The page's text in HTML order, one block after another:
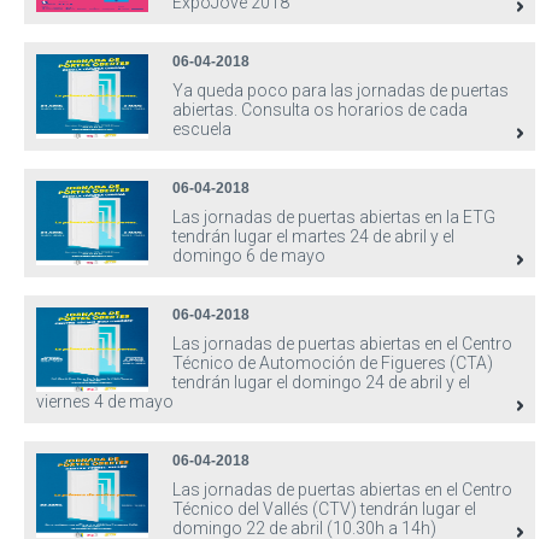
06-04-2018
Ya queda poco para las jornadas de puertas
abiertas. Consulta os horarios de cada
escuela
06-04-2018
Las jornadas de puertas abiertas en la ETG
tendrán lugar el martes 24 de abril y el
domingo 6 de mayo
06-04-2018
Las jornadas de puertas abiertas en el Centro
Técnico de Automoción de Figueres (CTA)
tendrán lugar el domingo 24 de abril y el
viernes 4 de mayo
06-04-2018
Las jornadas de puertas abiertas en el Centro
Técnico del Vallés (CTV) tendrán lugar el
domingo 22 de abril (10.30h a 14h)